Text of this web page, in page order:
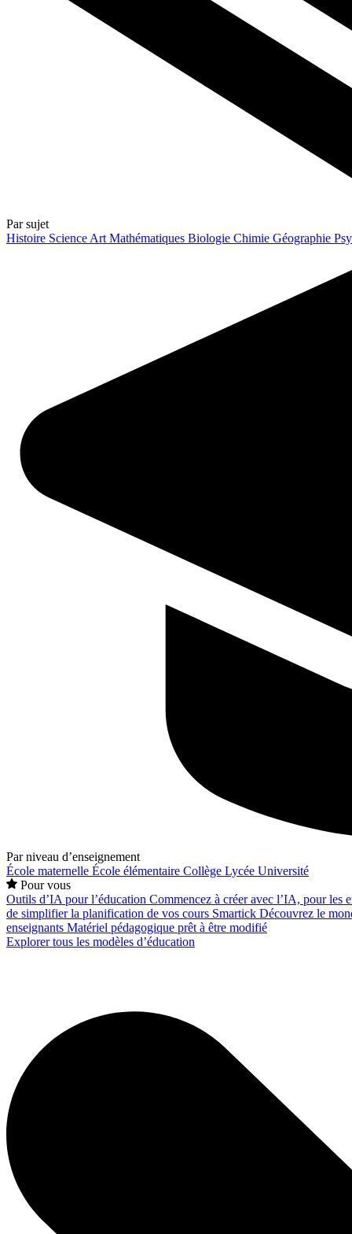
Par sujet
Histoire Science Art Mathématiques Biologie Chimie Géographie
Par niveau d’enseignement
École maternelle École élémentaire Collège Lycée Université
Pour vous
Outils d’IA pour l’éducation Commencez à créer avec l’IA, pour les
de simplifier la planification de vos cours Smartick Découvrez le
enseignants Matériel pédagogique prêt à être modifié
Explorer tous les modèles d’éducation